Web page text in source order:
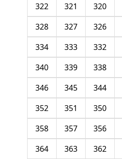
320
321
322
326
327
328
332
333
334
338
339
340
344
345
346
350
351
352
356
357
358
362
363
364